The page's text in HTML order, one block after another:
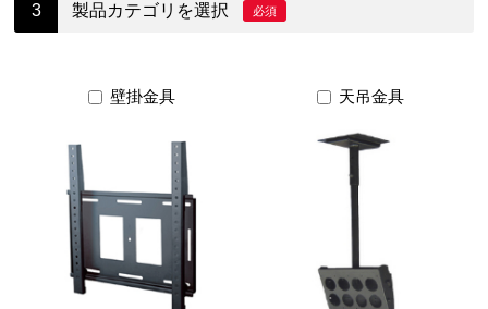
製品カテゴリを選択 必須
壁掛金具 天吊金具